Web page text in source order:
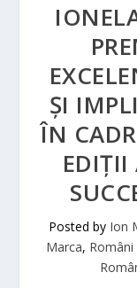
ȘI
ÎN
EDIȚII
Posted by Ion
Marca,